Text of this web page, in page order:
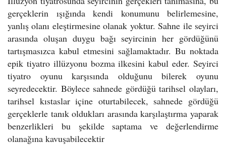
gerçeklerin ışığında kendi konumunu belirlemesine,
yanlış olanı eleştirmesine olanak yoktur. Sahne ile seyirci
arasında oluşan duygu bağı seyircinin her gördüğünü
tartışmasızca kabul etmesini sağlamaktadır. Bu noktada
epik tiyatro illüzyonu bozma ilkesini kabul eder. Seyirci
tiyatro oyunu karşısında olduğunu bilerek oyunu
seyredecektir. Böylece sahnede gördüğü tarihsel olayları,
tarihsel kıstaslar içine oturtabilecek, sahnede gördüğü
gerçeklerle tanık oldukları arasında karşılaştırma yaparak
benzerlikleri bu şekilde saptama ve değerlendirme
olanağına kavuşabilecektir